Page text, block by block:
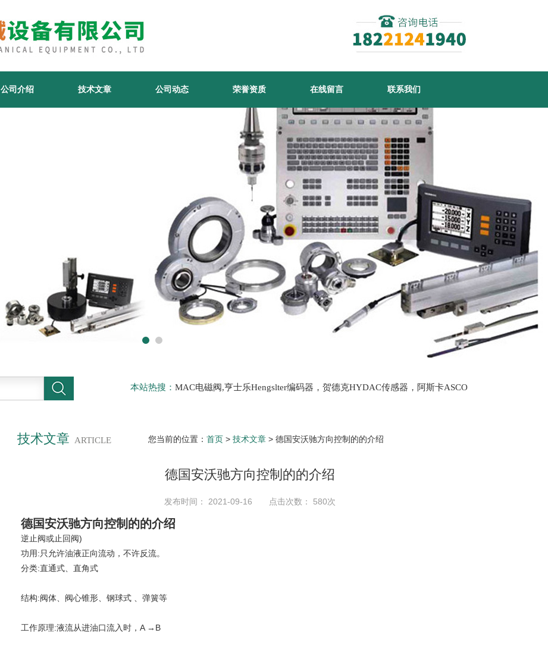
公司介绍 技术文章 公司动态 荣誉资质 在线留言 联系我们
本站热搜： MAC电磁阀,亨士乐Hengslter编码器，贺德克HYDAC传感器，阿斯卡ASCO
技术文章 ARTICLE 您当前的位置： 首页 > 技术文章 > 德国安沃驰方向控制的的介绍
德国安沃驰方向控制的的介绍
发布时间： 2021-09-16 点击次数： 580次
德国安沃驰方向控制的的介绍
逆止阀或止回阀)
功用:只允许油液正向流动，不许反流。
分类:直通式、直角式
结构:阀体、阀心锥形、钢球式 、弹簧等
工作原理:液流从进油口流入时，A →B